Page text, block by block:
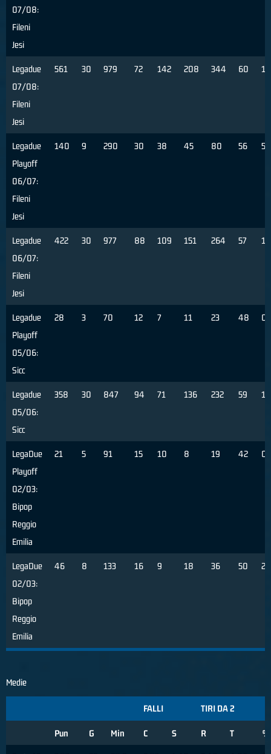
07/08:
Fileni
Jesi
Legadue
07/08:
Fileni
Jesi
561 30 979 72 142 208 344 60 14
Legadue
Playoff
06/07:
Fileni
Jesi
140 9 290 30 38 45 80 56 5
Legadue
06/07:
Fileni
Jesi
422 30 977 88 109 151 264 57 13
Legadue
Playoff
05/06:
Sicc
28 3 70 12 7 11 23 48 0
Legadue
05/06:
Sicc
358 30 847 94 71 136 232 59 10
LegaDue
Playoff
02/03:
Bipop
Reggio
Emilia
21 5 91 15 10 8 19 42 0
LegaDue
02/03:
Bipop
Reggio
Emilia
46 8 133 16 9 18 36 50 2
Medie
FALLI TIRI DA 2
Pun G Min C S R T %